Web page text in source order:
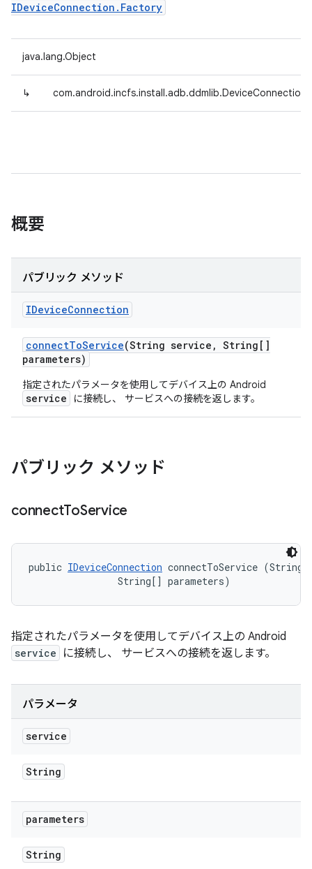
IDeviceConnection.Factory
java.lang.Object
↳
概要
パブリック メソッド
IDeviceConnection
connectToService(String service , String[]
parameters)
指定されたパラメータを使用してデバイス上の Android
service に接続し、 サービスへの接続を返します。
パブリック メソッド
connectToService
public IDeviceConnection connectToService
                String[] parameters)
指定されたパラメータを使用してデバイス上の Android
service に接続し、 サービスへの接続を返します。
パラメータ
service
String
parameters
String